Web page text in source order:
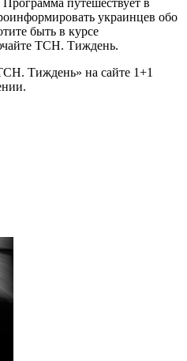
украинцев обо
быть в курсе
ТСН. Тиждень.
Тиждень» на сайте 1+1